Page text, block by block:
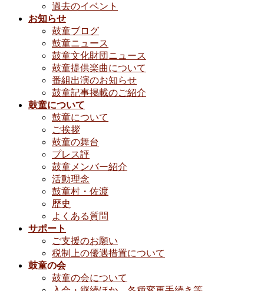
過去のイベント
お知らせ
鼓童ブログ
鼓童ニュース
鼓童文化財団ニュース
鼓童提供楽曲について
番組出演のお知らせ
鼓童記事掲載のご紹介
鼓童について
鼓童について
ご挨拶
鼓童の舞台
プレス評
鼓童メンバー紹介
活動理念
鼓童村・佐渡
歴史
よくある質問
サポート
ご支援のお願い
税制上の優遇措置について
鼓童の会
鼓童の会について